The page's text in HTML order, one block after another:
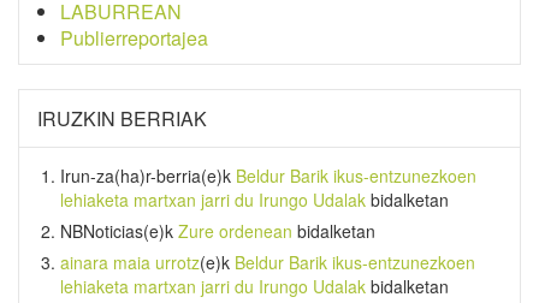
LABURREAN
Publierreportajea
IRUZKIN BERRIAK
Irun-za(ha)r-berria(e)k Beldur Barik ikus-entzunezkoen
lehiaketa martxan jarri du Irungo Udalak bidalketan
NBNoticias(e)k Zure ordenean bidalketan
ainara maia urrotz(e)k Beldur Barik ikus-entzunezkoen
lehiaketa martxan jarri du Irungo Udalak bidalketan